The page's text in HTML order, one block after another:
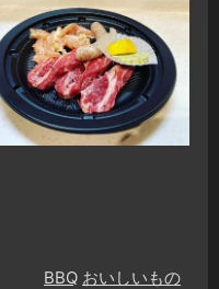
BBQ おいしいもの